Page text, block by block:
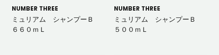
NUMBER THREE
ミュリアム シャンプーＢ
６６０ｍＬ
NUMBER THREE
ミュリアム シャンプーＢ
５００ｍＬ